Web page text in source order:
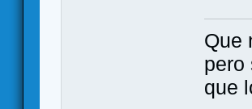
Que
pero
que